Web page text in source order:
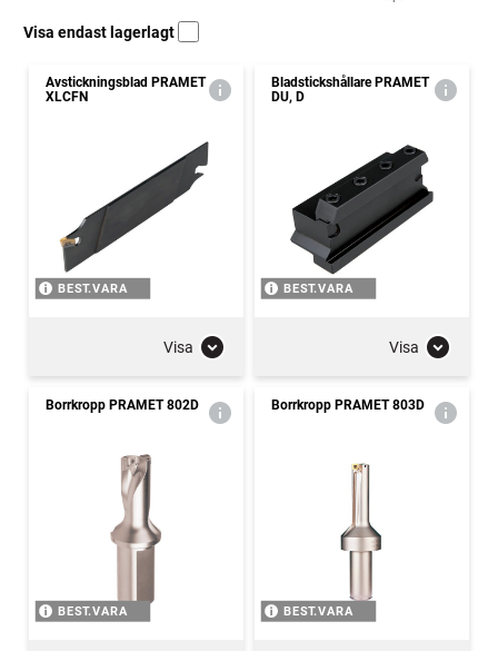
Visa endast lagerlagt
Avstickningsblad PRAMET
XLCFN
BEST.VARA
Visa
Bladstickshållare PRAMET
DU, D
BEST.VARA
Visa
Borrkropp PRAMET 802D
BEST.VARA
Borrkropp PRAMET 803D
BEST.VARA